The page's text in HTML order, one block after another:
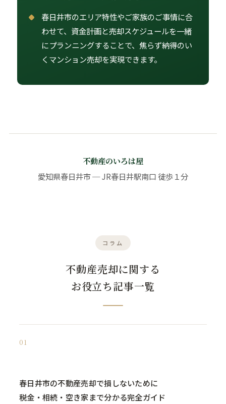
春日井市のエリア特性やご家族のご事情に合
わせて、資金計画と売却スケジュールを一緒
にプランニングすることで、焦らず納得のい
くマンション売却を実現できます。
不動産のいろは屋
愛知県春日井市 ─ JR春日井駅南口 徒歩１分
コラム
不動産売却に関する
お役立ち記事一覧
01
春日井市の不動産売却で損しないために
税金・相続・空き家まで分かる完全ガイド